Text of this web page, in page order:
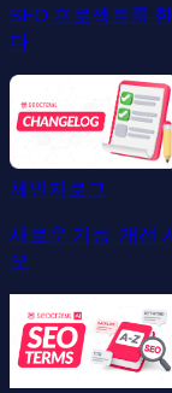
SEO 프로젝트를
다.
체인지로그
새로운 기능, 개선
오.